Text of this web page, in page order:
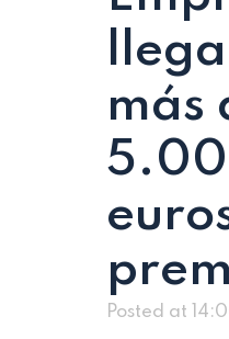
más
Posted at